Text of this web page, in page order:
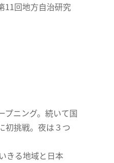
11回地方自治研究
プニング。続いて国
初挑戦。夜は３つ
きる地域と日本